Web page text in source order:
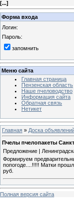
[...]
Форма входа
Логин:
Пароль:
запомнить
Меню сайта
Главная страница
Пензенская область
Наше пчеловодство
Информация сайта
Обратная связь
Нетикет
Главная » Доска
Пчелы пчелопакеты
Предложение |
Формируем
попогоде....!!!!! Матки
руб.
Полная версия сайта